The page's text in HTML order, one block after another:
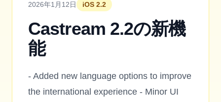
2026年1月12日 iOS 2.2
Castream 2.2の新機
能
- Added new language options to improve
the international experience - Minor UI